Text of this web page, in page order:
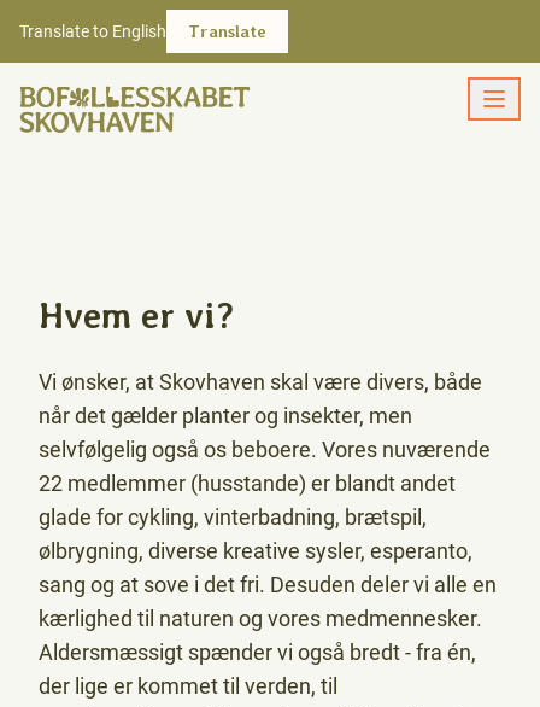
Translate to English Translate
Hvem er vi?
Vi ønsker, at Skovhaven skal være divers, både
når det gælder planter og insekter, men
selvfølgelig også os beboere. Vores nuværende
22 medlemmer (husstande) er blandt andet
glade for cykling, vinterbadning, brætspil,
ølbrygning, diverse kreative sysler, esperanto,
sang og at sove i det fri. Desuden deler vi alle en
kærlighed til naturen og vores medmennesker.
Aldersmæssigt spænder vi også bredt - fra én,
der lige er kommet til verden, til